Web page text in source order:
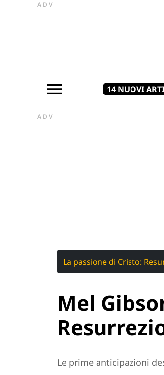
ADV
14 NUOVI
ADV
La passione di Cristo:
Mel
Le prime anticipazioni